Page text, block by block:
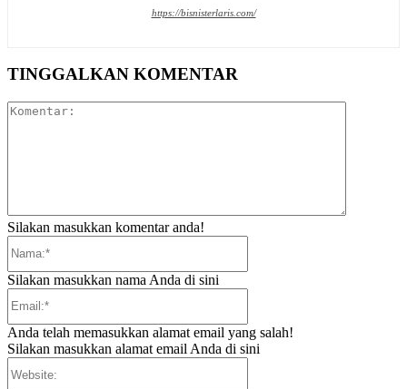
https://bisnisterlaris.com/
TINGGALKAN KOMENTAR
Silakan masukkan komentar anda!
Silakan masukkan nama Anda di sini
Anda telah memasukkan alamat email yang salah!
Silakan masukkan alamat email Anda di sini